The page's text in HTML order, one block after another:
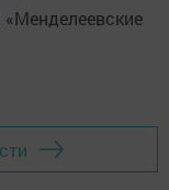
«Менделеевские